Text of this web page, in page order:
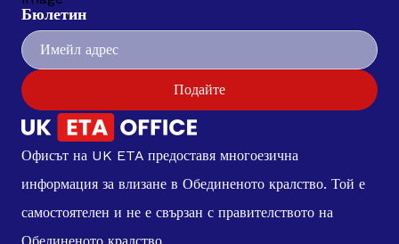
Бюлетин
Подайте
Офисът на UK ETA предоставя многоезична
информация за влизане в Обединеното кралство. Той е
самостоятелен и не е свързан с правителството на